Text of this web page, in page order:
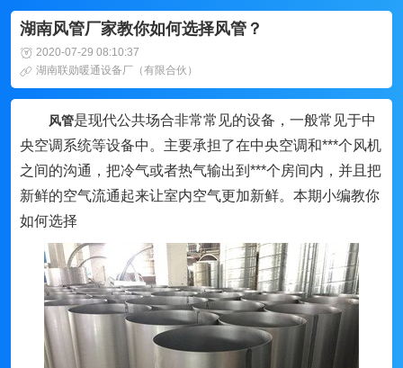
湖南风管厂家教你如何选择风管？
2020-07-29 08:10:37
湖南联勋暖通设备厂（有限合伙）
风管是现代公共场合非常常见的设备，一般常见于中
央空调系统等设备中。主要承担了在中央空调和***个风机
之间的沟通，把冷气或者热气输出到***个房间内，并且把
新鲜的空气流通起来让室内空气更加新鲜。本期小编教你
如何选择